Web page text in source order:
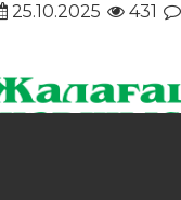
25.10.2025 431